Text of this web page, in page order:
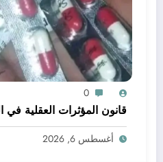
0
قانون المؤثرات العقلية في الجزائر
أغسطس 6, 2026